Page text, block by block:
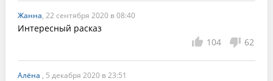
Жанна, 22 сентября 2020 в 08:40
Интересный расказ
104
62
Алёна , 5 декабря 2020 в 23:51